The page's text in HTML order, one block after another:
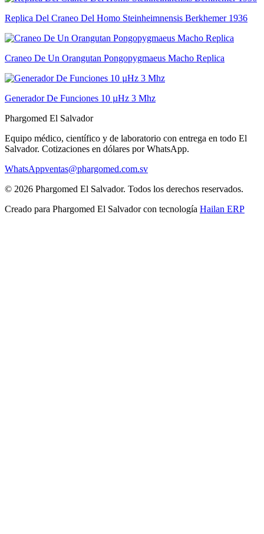
Replica Del Craneo Del Homo Steinheimnensis Berkhemer 1936
Craneo De Un Orangutan Pongopygmaeus Macho Replica
Generador De Funciones 10 µHz 3 Mhz
Phargomed El Salvador
Equipo médico, científico y de laboratorio con entrega en todo El
Salvador. Cotizaciones en dólares por WhatsApp.
WhatsAppventas@phargomed.com.sv
© 2026 Phargomed El Salvador. Todos los derechos reservados.
Creado para Phargomed El Salvadorcon tecnología Hailan ERP